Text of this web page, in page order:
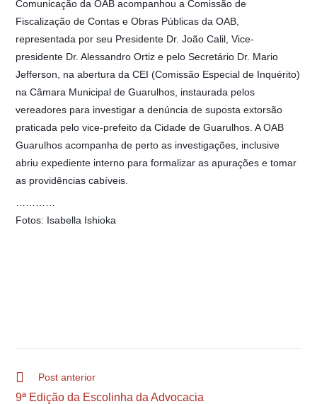
Comunicação da OAB acompanhou a Comissão de
Fiscalização de Contas e Obras Públicas da OAB,
representada por seu Presidente Dr. João Calil, Vice-
presidente Dr. Alessandro Ortiz e pelo Secretário Dr. Mario
Jefferson, na abertura da CEI (Comissão Especial de Inquérito)
na Câmara Municipal de Guarulhos, instaurada pelos
vereadores para investigar a denúncia de suposta extorsão
praticada pelo vice-prefeito da Cidade de Guarulhos. A OAB
Guarulhos acompanha de perto as investigações, inclusive
abriu expediente interno para formalizar as apurações e tomar
as providências cabíveis.
Fotos: Isabella Ishioka
Post anterior
9ª Edição da Escolinha da Advocacia